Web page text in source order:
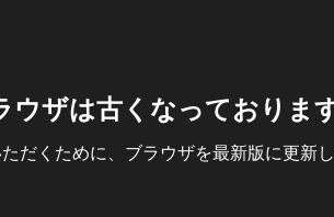
ウザは古くなっておりま
だくために、ブラウザを最新版に更新し